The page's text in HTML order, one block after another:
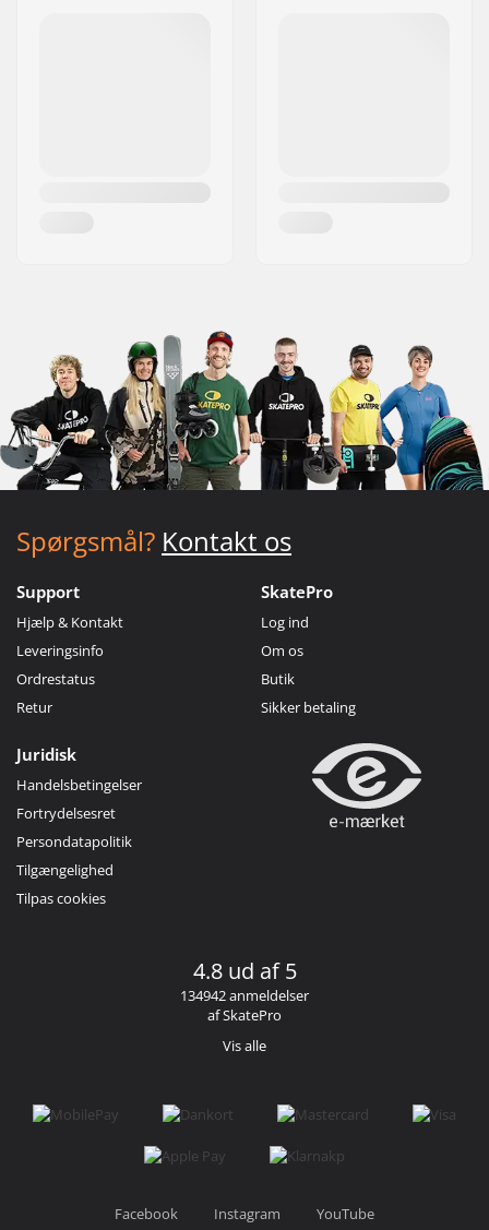
Spørgsmål? Kontakt os
Support
Hjælp & Kontakt
Leveringsinfo
Ordrestatus
Retur
SkatePro
Log ind
Om os
Butik
Sikker betaling
Juridisk
Handelsbetingelser
Fortrydelsesret
Persondatapolitik
Tilgængelighed
Tilpas cookies
4.8 ud af 5
134942 anmeldelser
af SkatePro
Vis alle
Facebook Instagram YouTube